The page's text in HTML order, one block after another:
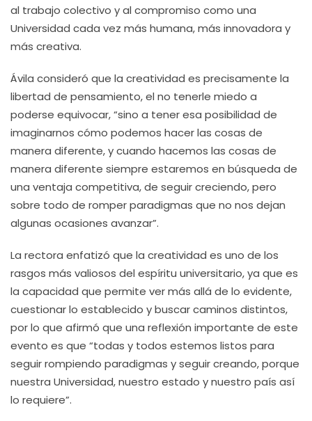
al trabajo colectivo y al compromiso como una
Universidad cada vez más humana, más innovadora y
más creativa.
Ávila consideró que la creatividad es precisamente la
libertad de pensamiento, el no tenerle miedo a
poderse equivocar, “sino a tener esa posibilidad de
imaginarnos cómo podemos hacer las cosas de
manera diferente, y cuando hacemos las cosas de
manera diferente siempre estaremos en búsqueda de
una ventaja competitiva, de seguir creciendo, pero
sobre todo de romper paradigmas que no nos dejan
algunas ocasiones avanzar”.
La rectora enfatizó que la creatividad es uno de los
rasgos más valiosos del espíritu universitario, ya que es
la capacidad que permite ver más allá de lo evidente,
cuestionar lo establecido y buscar caminos distintos,
por lo que afirmó que una reflexión importante de este
evento es que “todas y todos estemos listos para
seguir rompiendo paradigmas y seguir creando, porque
nuestra Universidad, nuestro estado y nuestro país así
lo requiere”.